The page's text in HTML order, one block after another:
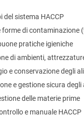
del sistema HACCP
forme di contaminazione
pratiche igieniche
di ambienti,
e conservazione degli
e gestione sicura degli
delle materie prime
e manuale HACCP